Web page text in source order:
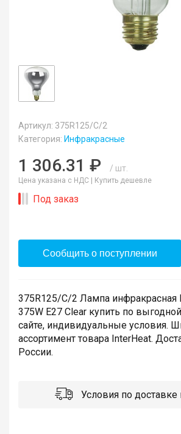
Артикул: 375R125/C/2
Категория: Инфракрасные
1 306.31 ₽ / шт.
Цена указана с НДС | Купить дешевле
Под заказ
Сообщить о поступлении
375R125/C/2 Лампа инфракрасная
375W E27 Clear купить по
сайте, индивидуальные условия.
ассортимент товара InterHeat.
России.
Условия по доставке